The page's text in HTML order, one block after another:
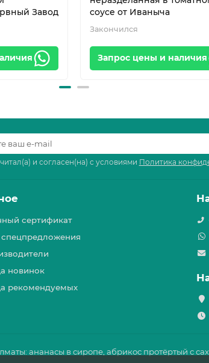
Завод
соусе от Иваныча
Закончился
Запрос цены и наличия
и согласен(на) с условиями Политика
сертификат
новинок
рекомендуемых
ананасы в сиропе, абрикос протёртый с